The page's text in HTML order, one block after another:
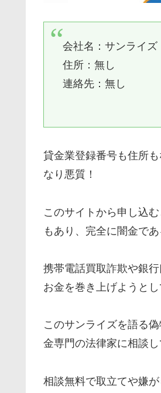
会社名：サンライズ
住所：無し
連絡先：無し
貸金業登録番号も住所
なり悪質！
このサイトから申し込
もあり、完全に闇金で
携帯電話買取詐欺や銀
お金を巻き上げようとし
このサンライズを語る
金専門の法律家に相談し
相談無料で取立てや嫌